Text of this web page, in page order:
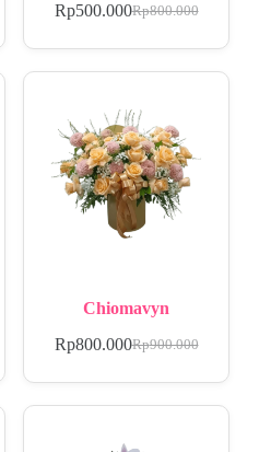
Rp800.000
Rp500.000
Chiomavyn
Rp900.000
Rp800.000